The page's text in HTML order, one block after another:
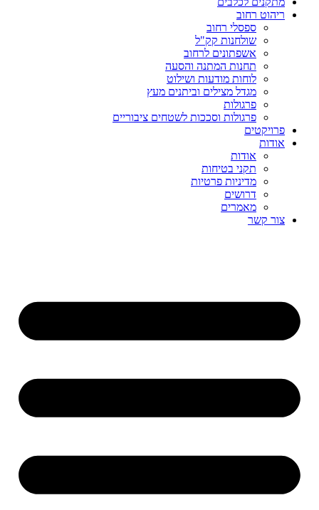
ריהוט רחוב
ספסלי רחוב
שולחנות קק"ל
אשפתונים לרחוב
תחנות המתנה והסעה
לוחות מודעות ושילוט
מגדל מצילים וביתנים מעץ
פרגולות
פרגולות וסככות לשטחים ציבוריים
פרויקטים
אודות
אודות
תקני בטיחות
מדיניות פרטיות
דרושים
מאמרים
צור קשר